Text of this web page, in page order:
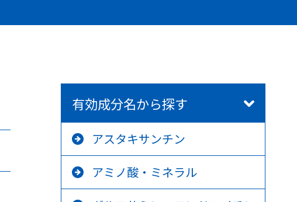
有効成分名から探す
アスタキサンチン
アミノ酸・ミネラル